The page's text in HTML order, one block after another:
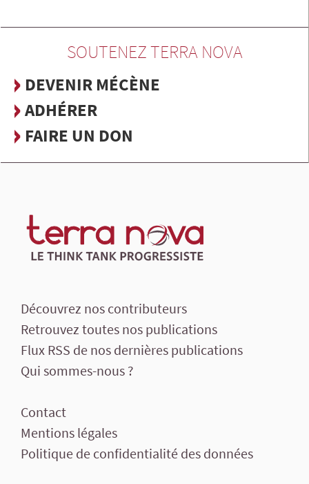
SOUTENEZ TERRA NOVA
DEVENIR MÉCÈNE
ADHÉRER
FAIRE UN DON
Découvrez nos contributeurs
Retrouvez toutes nos publications
Flux RSS de nos dernières publications
Qui sommes-nous ?
Contact
Mentions légales
Politique de confidentialité des données